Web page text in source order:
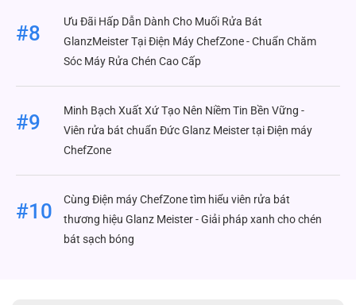
#8
Ưu Đãi Hấp Dẫn Dành Cho Muối Rửa Bát
GlanzMeister Tại Điện Máy ChefZone - Chuẩn Chăm
Sóc Máy Rửa Chén Cao Cấp
#9
Minh Bạch Xuất Xứ Tạo Nên Niềm Tin Bền Vững -
Viên rửa bát chuẩn Đức Glanz Meister tại Điện máy
ChefZone
#10
Cùng Điện máy ChefZone tìm hiểu viên rửa bát
thương hiệu Glanz Meister - Giải pháp xanh cho chén
bát sạch bóng